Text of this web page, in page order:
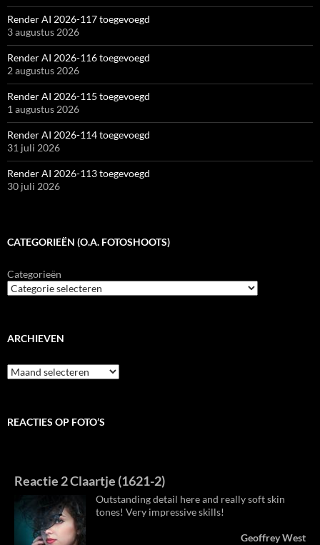
Render AI 2026-117 toegevoegd
3 augustus 2026
Render AI 2026-116 toegevoegd
2 augustus 2026
Render AI 2026-115 toegevoegd
1 augustus 2026
Render AI 2026-114 toegevoegd
31 juli 2026
Render AI 2026-113 toegevoegd
30 juli 2026
CATEGORIEËN (O.A. FOTOSHOOTS)
Categorieën
ARCHIEVEN
Archieven
REACTIES OP FOTO’S
Reactie 2 Claartje (1621-2)
Outstanding detail here and really soft skin
tones! Very impressive skills!
Geoffrey West